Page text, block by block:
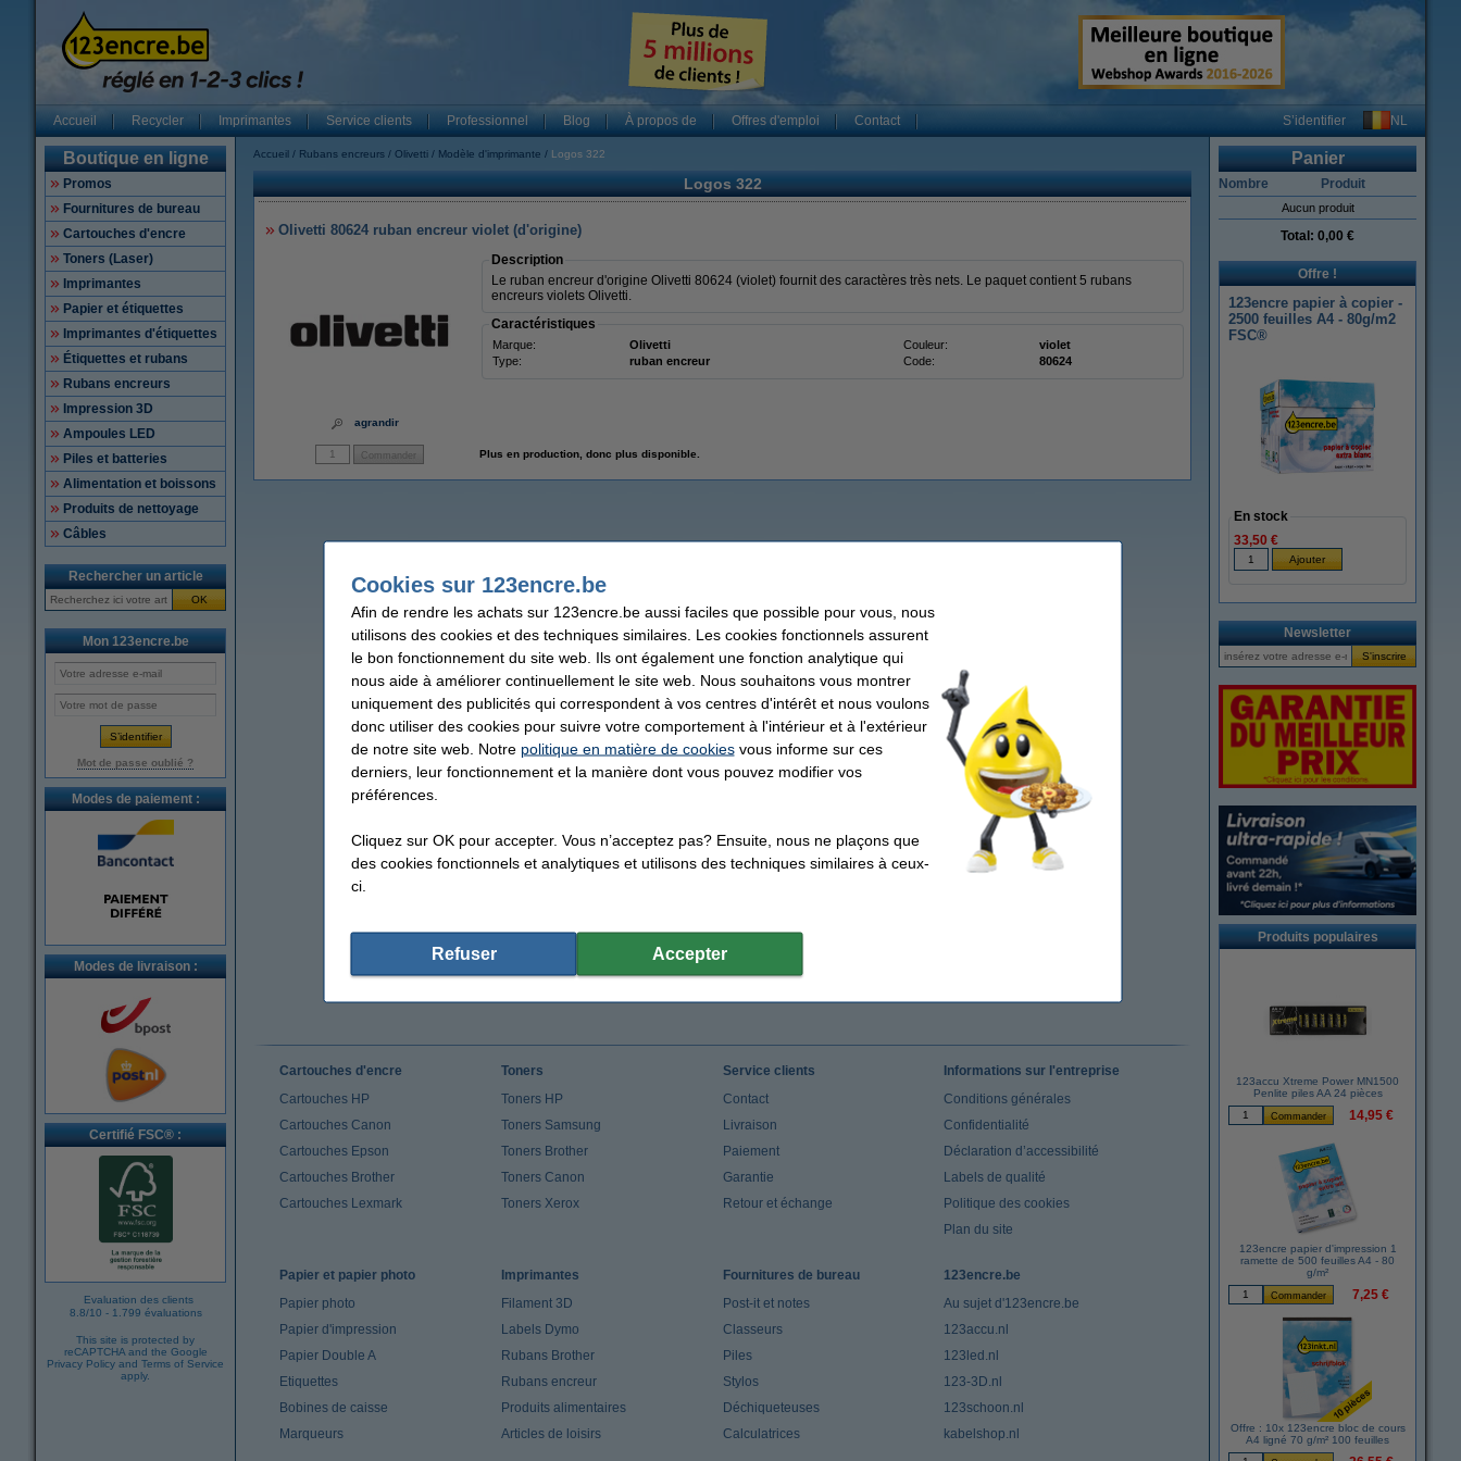
Accueil Recycler Imprimantes Service clients Professionnel Blog À propos de Offres d'emploi Contact S’identifier NL
Boutique en ligne
Promos
Fournitures de bureau
Cartouches d'encre
Toners (Laser)
Imprimantes
Papier et étiquettes
Imprimantes d'étiquettes
Étiquettes et rubans
Rubans encreurs
Impression 3D
Ampoules LED
Piles et batteries
Alimentation et boissons
Produits de nettoyage
Câbles
Rechercher un article
OK
Mon 123encre.be
Mot de passe oublié ?
Modes de paiement :
Modes de livraison :
Certifié FSC® :
Evaluation des clients
8.8/10 - 1.799 évaluations
This site is protected by
reCAPTCHA and the Google
Privacy Policy and Terms of Service
apply.
Accueil Rubans encreurs Olivetti Modèle d'imprimante Logos 322
Logos 322
Olivetti 80624 ruban encreur violet (d'origine)
agrandir
Description
Le ruban encreur d'origine Olivetti 80624 (violet) fournit des caractères très nets. Le paquet contient 5 rubans
encreurs violets Olivetti.
Caractéristiques
Marque: Olivetti Couleur:
violet
Type:
ruban encreur Code: 80624
Plus en production, donc plus disponible.
Panier
Nombre Produit
Aucun produit
Total: 0,00 €
Offre !
123encre papier à copier -
2500 feuilles A4 - 80g/m2
FSC®
En stock
33,50 €
Newsletter
Produits populaires
123accu Xtreme Power MN1500
Penlite piles AA 24 pièces
14,95 €
123encre papier d'impression 1
ramette de 500 feuilles A4 - 80
g/m²
7,25 €
Offre : 10x 123encre bloc de cours
A4 ligné 70 g/m² 100 feuilles
Cartouches d'encre
Cartouches HP
Cartouches Canon
Cartouches Epson
Cartouches Brother
Cartouches Lexmark
Toners
Toners HP
Toners Samsung
Toners Brother
Toners Canon
Toners Xerox
Service clients
Contact
Livraison
Paiement
Garantie
Retour et échange
Informations sur l'entreprise
Conditions générales
Confidentialité
Déclaration d’accessibilité
Labels de qualité
Politique des cookies
Plan du site
Papier et papier photo
Papier photo
Papier d'impression
Papier Double A
Etiquettes
Bobines de caisse
Marqueurs
Imprimantes
Filament 3D
Labels Dymo
Rubans Brother
Rubans encreur
Produits alimentaires
Articles de loisirs
Fournitures de bureau
Post-it et notes
Classeurs
Piles
Stylos
Déchiqueteuses
Calculatrices
123encre.be
Au sujet d'123encre.be
123accu.nl
123led.nl
123-3D.nl
123schoon.nl
kabelshop.nl
Cookies sur 123encre.be
Afin de rendre les achats sur 123encre.be aussi faciles que possible pour vous, nous
utilisons des cookies et des techniques similaires. Les cookies fonctionnels assurent
le bon fonctionnement du site web. Ils ont également une fonction analytique qui
nous aide à améliorer continuellement le site web. Nous souhaitons vous montrer
uniquement des publicités qui correspondent à vos centres d'intérêt et nous voulons
donc utiliser des cookies pour suivre votre comportement à l'intérieur et à l'extérieur
de notre site web. Notre politique en matière de cookiesvous informe sur ces
derniers, leur fonctionnement et la manière dont vous pouvez modifier vos
préférences.
Cliquez sur OK pour accepter. Vous n’acceptez pas? Ensuite, nous ne plaçons que
des cookies fonctionnels et analytiques et utilisons des techniques similaires à ceux-
ci.
Refuser Accepter